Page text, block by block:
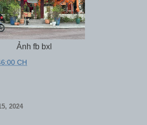
Ảnh fb bxl
CH
2024